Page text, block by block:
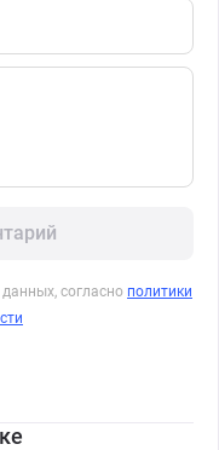
согласно политики